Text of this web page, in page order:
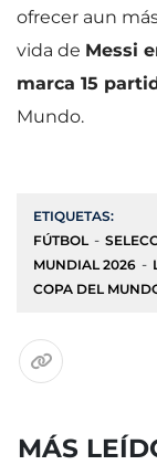
ofrecer aun
vida de Messi
marca 15
Mundo.
ETIQUETAS:
FÚTBOL
MUNDIAL 2026
COPA DEL
MÁS